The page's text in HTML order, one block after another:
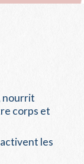
nourrit
corps et
les